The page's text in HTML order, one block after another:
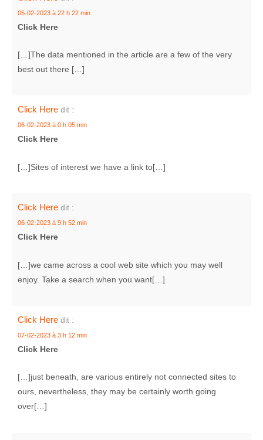
05-02-2023 à 22 h 22 min
Click Here
[…]The data mentioned in the article are a few of the very
best out there […]
Click Here dit :
06-02-2023 à 0 h 05 min
Click Here
[…]Sites of interest we have a link to[…]
Click Here dit :
06-02-2023 à 9 h 52 min
Click Here
[…]we came across a cool web site which you may well
enjoy. Take a search when you want[…]
Click Here dit :
07-02-2023 à 3 h 12 min
Click Here
[…]just beneath, are various entirely not connected sites to
ours, nevertheless, they may be certainly worth going
over[…]